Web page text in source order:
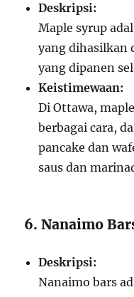
Deskripsi:
Maple syrup
yang dihasilkan
yang dipanen
Keistimewaan:
Di Ottawa,
berbagai cara,
pancake dan
saus dan
6. Nanaimo
Deskripsi:
Nanaimo bars